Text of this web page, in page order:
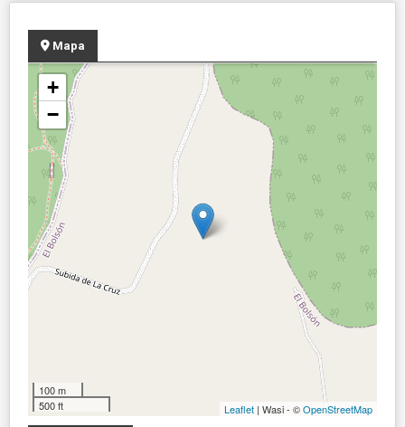
Mapa
+
−
100 m
500 ft
Leaflet | Wasi - ©OpenStreetMap